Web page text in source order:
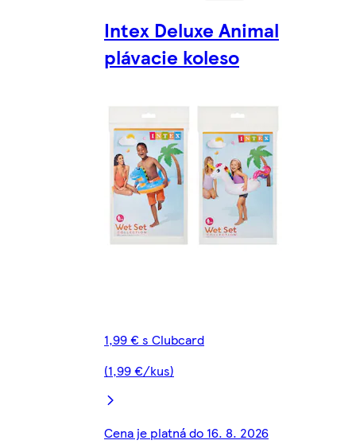
Intex Deluxe Animal
plávacie koleso
1,99 € s Clubcard
(1,99 €/kus)
Cena je platná do 16. 8. 2026